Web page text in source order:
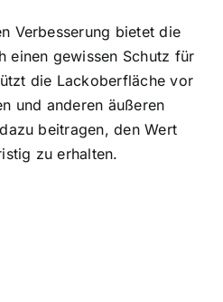
Verbesserung bietet die
einen gewissen Schutz für
die Lackoberfläche vor
und anderen äußeren
beitragen, den Wert
zu erhalten.